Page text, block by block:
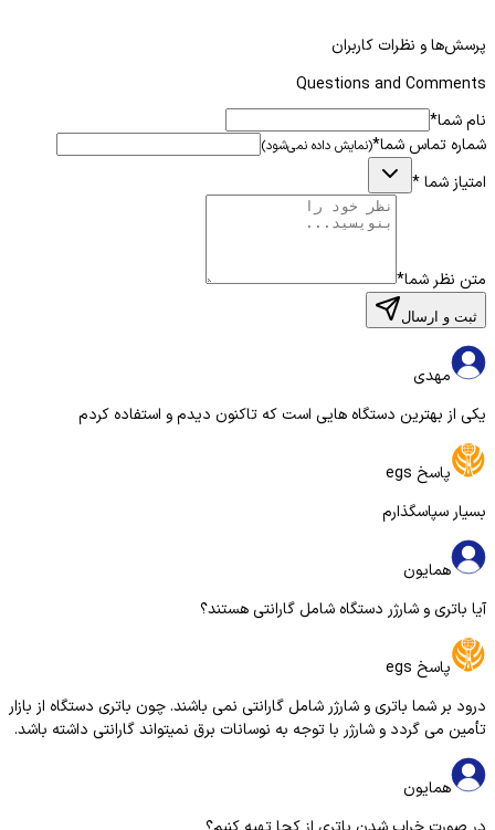
اعتماد شما را در بازرسی چندین برابر می نماید.
گمان و باور عمومی بر این است که قیمت بالاتر نشانه کیفیت بهتر می باشد.
ما در اینجا اعلام می کنیم راکت های بازرسی تولید شده در شرکت انطباق
گستر سپهر دارای بهترین کیفیت و با حساسیت بالا هستند.
و به ادعای بسیاری از مشتریان حتی در مقایسه با دستگاه هایی با چند برابر
قیمت دارای کیفیت بالاتری می باشند چرا که این شرکت در تولید محصولات
شرکت با 18 ماه گارانتی معتبر به همه مشتریان عرضه می گردد.
تولید راکت بازرسی بدنی MD102
پرسش‌ها و نظرات کاربران
Questions and Comments
نام شما*
شماره تماس شما*(نمایش داده نمی‌شود)
امتیاز شما*
متن نظر شما*
ثبت و ارسال
مهدی
یکی از بهترین دستگاه هایی است که تاکنون دیدم و استفاده کردم
پاسخ egs
بسیار سپاسگذارم
همایون
آیا باتری و شارژر دستگاه شامل گارانتی هستند؟
پاسخ egs
درود بر شما باتری و شارژر شامل گارانتی نمی باشند. چون باتری دستگاه از بازار
تأمین می گردد و شارژر با توجه به نوسانات برق نمیتواند گارانتی داشته باشد.
همایون